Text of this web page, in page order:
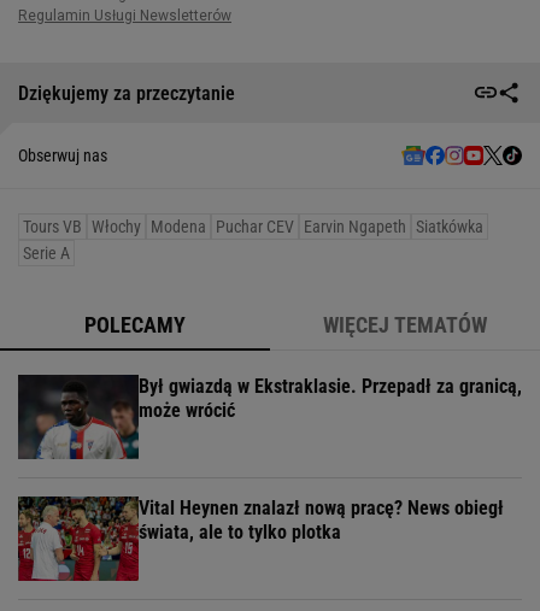
Dziękujemy za przeczytanie
Obserwuj nas
Tours VB Włochy Modena Puchar CEV Earvin Ngapeth Siatkówka
Serie A
POLECAMY WIĘCEJ TEMATÓW
Był gwiazdą w Ekstraklasie. Przepadł za granicą,
może wrócić
Vital Heynen znalazł nową pracę? News obiegł
świata, ale to tylko plotka